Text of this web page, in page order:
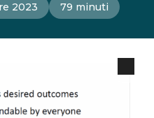
2023 79 minuti